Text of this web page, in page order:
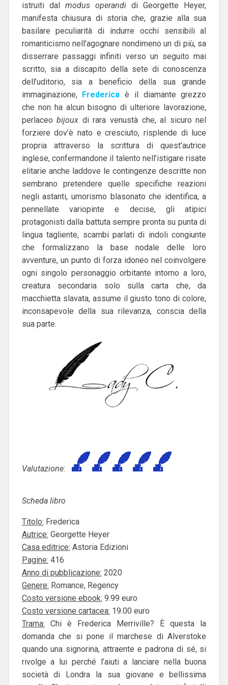
istruiti dal modus operandi di Georgette Heyer,
manifesta chiusura di storia che, grazie alla sua
basilare peculiarità di indurre occhi sensibili al
romanticismo nell’agognare nondimeno un di più, sa
disserrare passaggi infiniti verso un seguito mai
scritto, sia a discapito della sete di conoscenza
dell’uditorio, sia a beneficio della sua grande
immaginazione, Frederica è il diamante grezzo
che non ha alcun bisogno di ulteriore lavorazione,
perlaceobijoux di rara venustà che, al sicuro nel
forziere dov’è nato e cresciuto, risplende di luce
propria attraverso la scrittura di quest’autrice
inglese, confermandone il talento nell’istigare risate
elitarie anche laddove le contingenze descritte non
sembrano pretendere quelle specifiche reazioni
negli astanti, umorismo blasonato che identifica, a
pennellate variopinte e decise, gli atipici
protagonisti dalla battuta sempre pronta su punta di
lingua tagliente, scambi parlati di indoli congiunte
che formalizzano la base nodale delle loro
avventure, un punto di forza idoneo nel coinvolgere
ogni singolo personaggio orbitante intorno a loro,
creatura secondaria solo sulla carta che, da
macchietta slavata, assume il giusto tono di colore,
inconsapevole della sua rilevanza, conscia della
sua parte.
Valutazione:
Scheda libro
Titolo: Frederica
Autrice: Georgette Heyer
Casa editrice: Astoria Edizioni
Pagine: 416
Anno di pubblicazione: 2020
Genere: Romance, Regency
Costo versione ebook: 9.99 euro
Costo versione cartacea: 19.00 euro
Trama: Chi è Frederica Merriville? È questa la
domanda che si pone il marchese di Alverstoke
quando una signorina, attraente e padrona di sé, si
rivolge a lui perché l’aiuti a lanciare nella buona
società di Londra la sua giovane e bellissima